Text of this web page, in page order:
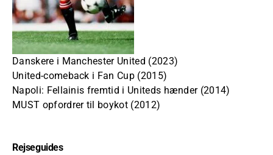
Danskere i Manchester United (2023)
United-comeback i Fan Cup (2015)
Napoli: Fellainis fremtid i Uniteds hænder (2014)
MUST opfordrer til boykot (2012)
Rejseguides